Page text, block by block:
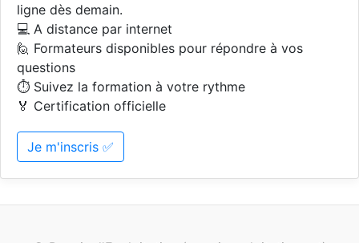
ligne dès demain.
💻 A distance par internet
🙋 Formateurs disponibles pour répondre à vos
questions
⏱️ Suivez la formation à votre rythme
🏅 Certification officielle
Je m'inscris ✅